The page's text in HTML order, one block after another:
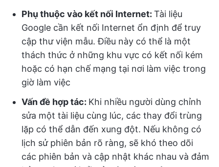
Phụ thuộc vào kết nối Internet: Tài liệu
Google cần kết nối Internet ổn định để truy
cập thư viện mẫu. Điều này có thể là một
thách thức ở những khu vực có kết nối kém
hoặc có hạn chế mạng tại nơi làm việc trong
giờ làm việc
Vấn đề hợp tác: Khi nhiều người dùng chỉnh
sửa một tài liệu cùng lúc, các thay đổi trùng
lặp có thể dẫn đến xung đột. Nếu không có
lịch sử phiên bản rõ ràng, sẽ khó theo dõi
các phiên bản và cập nhật khác nhau và đảm